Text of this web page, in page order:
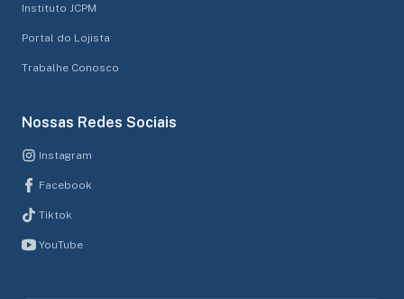
Instituto JCPM
Portal do Lojista
Trabalhe Conosco
Nossas Redes Sociais
Instagram
Facebook
Tiktok
YouTube